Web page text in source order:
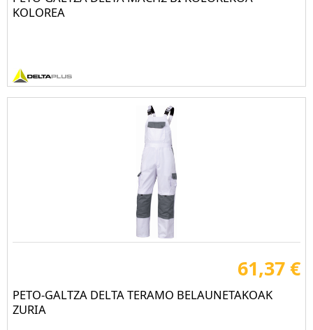
KOLOREA
61,37 €
PETO-GALTZA DELTA TERAMO BELAUNETAKOAK
ZURIA